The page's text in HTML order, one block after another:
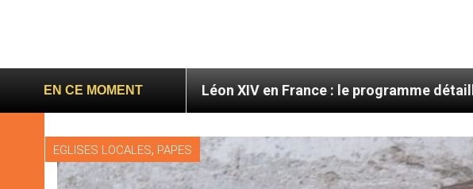
EN CE MOMENT
Léon XIV en France : le programme détaillé de sa visite en
EGLISES LOCALES, PAPES